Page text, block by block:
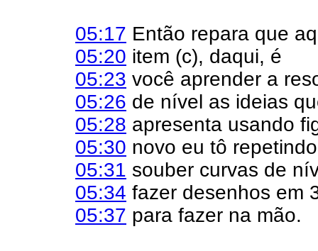
05:17 Então repara que
05:20 item (c), daqui, é
05:23 você aprender a
05:26 de nível as ideias
05:28 apresenta usando
05:30 novo eu tô
05:31 souber curvas de
05:34 fazer desenhos em
05:37 para fazer na mão.